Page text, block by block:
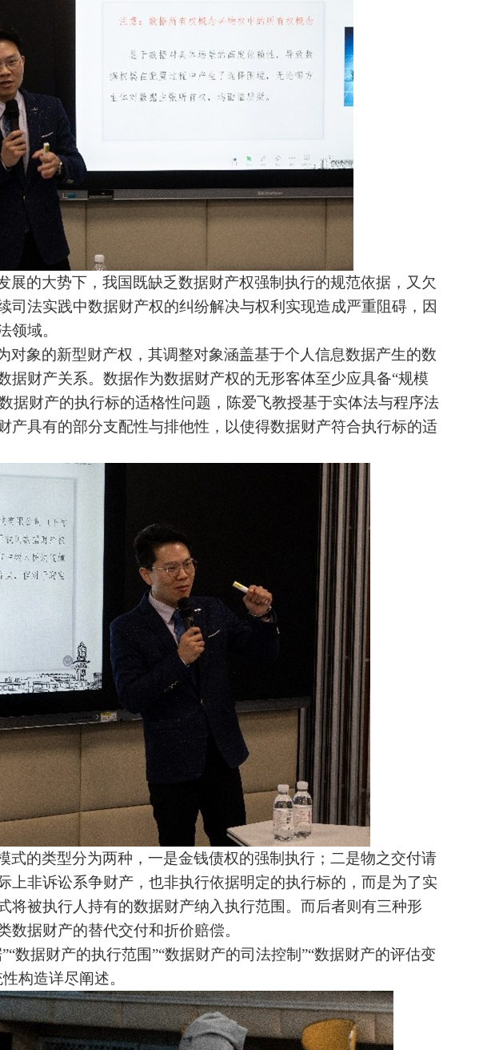
展的大势下，我国既缺乏数据财产权强制执行的规范依据，又欠
司法实践中数据财产权的纠纷解决与权利实现造成严重阻碍，因
领域。
对象的新型财产权，其调整对象涵盖基于个人信息数据产生的数
据财产关系。数据作为数据财产权的无形客体至少应具备“规模
据财产的执行标的适格性问题，陈爱飞教授基于实体法与程序法
产具有的部分支配性与排他性，以使得数据财产符合执行标的适
式的类型分为两种，一是金钱债权的强制执行；二是物之交付请
上非诉讼系争财产，也非执行依据明定的执行标的，而是为了实
将被执行人持有的数据财产纳入执行范围。而后者则有三种形
据财产的替代交付和折价赔偿。
数据财产的执行范围”“数据财产的司法控制”“数据财产的评估变
构造详尽阐述。